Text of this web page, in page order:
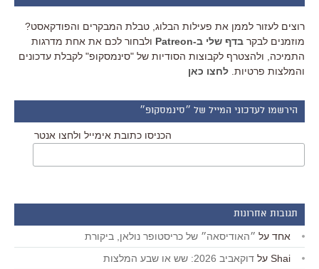
רוצים לעזור לממן את פעילות הבלוג, טבלת המבקרים והפודקאסט?
מוזמנים לבקר בדף שלי ב-Patreon
ולבחור לכם את אחת מדרגות
התמיכה, ולהצטרף לקבוצות הסודיות של "סינמסקופ" לקבלת עדכונים
והמלצות פרטיות. לחצו כאן
הירשמו לעדכוני המייל של ״סינמסקופ״
הכניסו כתובת אימייל ולחצו אנטר
תגובות אחרונות
אחד על ״האודיסאה״ של כריסטופר נולאן, ביקורת
Shai על דוקאביב 2026: שש או שבע המלצות